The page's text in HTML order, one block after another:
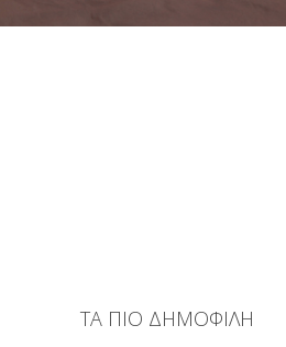
ΤΑ ΠΙΟ ΔΗΜΟΦΙΛΗ